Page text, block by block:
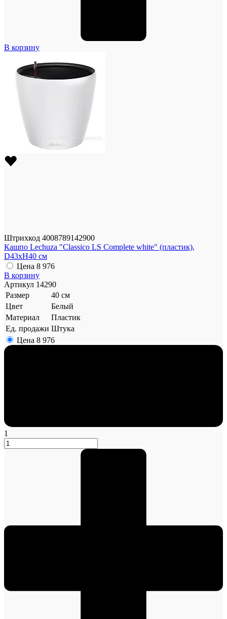
В корзину
Штрихкод 4008789142900
Кашпо Lechuza "Classico LS Complete white" (пластик),
D43xH40 см
Цена 8 976
В корзину
Артикул 14290
Размер
40 см
Цвет
Белый
Материал
Пластик
Ед. продажи Штука
Цена 8 976
1